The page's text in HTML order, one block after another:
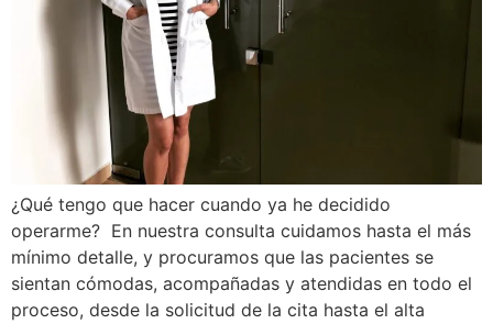
¿Qué tengo que hacer cuando ya he decidido
operarme? En nuestra consulta cuidamos hasta el más
mínimo detalle, y procuramos que las pacientes se
sientan cómodas, acompañadas y atendidas en todo el
proceso, desde la solicitud de la cita hasta el alta